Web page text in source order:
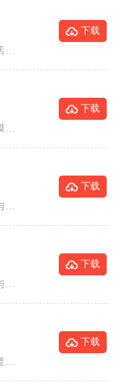
经
下载
星
下载
即
下载
看
下载
屏
下载